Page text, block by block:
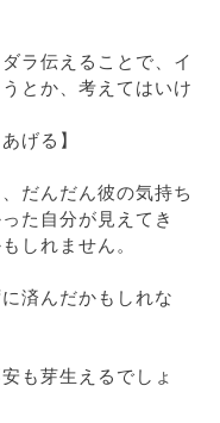
ラ伝えることで、イ
とか、考えてはいけ
げる】
だんだん彼の気持ち
た自分が見えてき
しれません。
済んだかもしれな
も芽生えるでしょ